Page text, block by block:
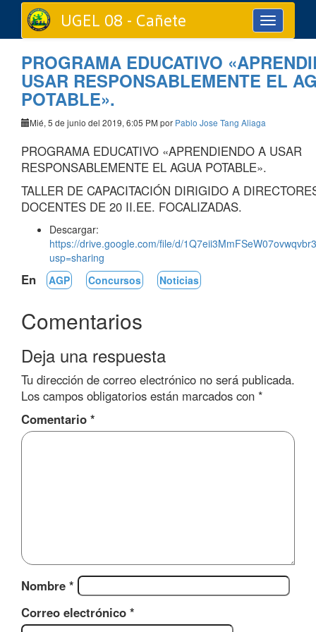
Toggle
navigation
UGEL 08 - Cañete
PROGRAMA EDUCATIVO
USAR RESPONSABLEMENTE EL
POTABLE».
Mié, 5 de junio del 2019, 6:05 PM por Pablo Jose Tang Aliaga
PROGRAMA EDUCATIVO «APRENDIENDO A USAR
RESPONSABLEMENTE EL AGUA POTABLE».
TALLER DE CAPACITACIÓN DIRIGIDO A
DOCENTES DE 20 II.EE. FOCALIZADAS.
Descargar:
https://drive.google.com/file/d/
usp=sharing
En AGP Concursos Noticias
Comentarios
Deja una respuesta
Tu dirección de correo electrónico no será publicada.
Los campos obligatorios están marcados con *
Comentario *
Nombre *
Correo electrónico *